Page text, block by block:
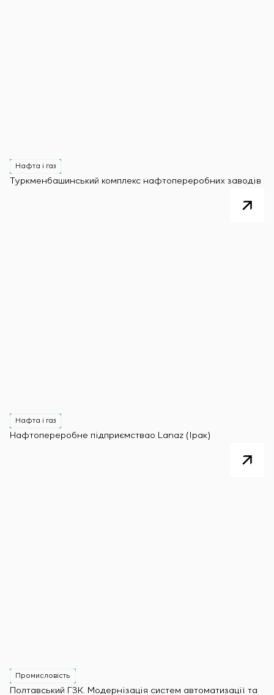
Нафта і газ
Туркменбашинський комплекс нафтопереробних заводів
Нафта і газ
Нафтопереробне підприємствао Lanaz (Ірак)
Промисловість
Полтавський ГЗК. Модернізація систем автоматизації та